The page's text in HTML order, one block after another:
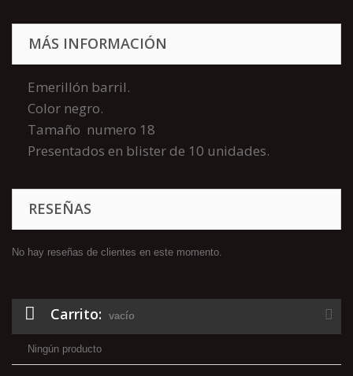
MÁS INFORMACIÓN
Emerillón barril.
Color negro.
Tamaño numero 18
Presentados en blister de 10 unidades.
RESEÑAS
No hay reseñas de clientes en este momento.
Carrito: vacío
Ningún producto